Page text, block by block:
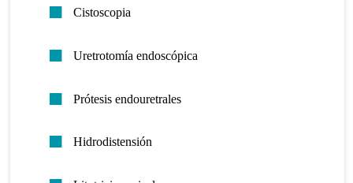
Cistoscopia
Uretrotomía endoscópica
Prótesis endouretrales
Hidrodistensión